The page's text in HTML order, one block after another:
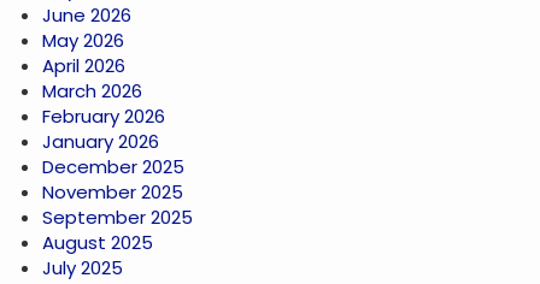
June 2026
May 2026
April 2026
March 2026
February 2026
January 2026
December 2025
November 2025
September 2025
August 2025
July 2025